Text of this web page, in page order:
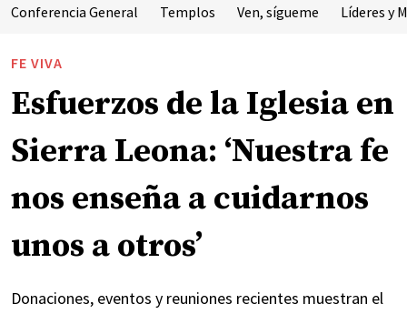
Conferencia General Templos Ven, sígueme Líderes y
FE VIVA
Esfuerzos de la Iglesia en
Sierra Leona: ‘Nuestra fe
nos enseña a cuidarnos
unos a otros’
Donaciones, eventos y reuniones recientes muestran el